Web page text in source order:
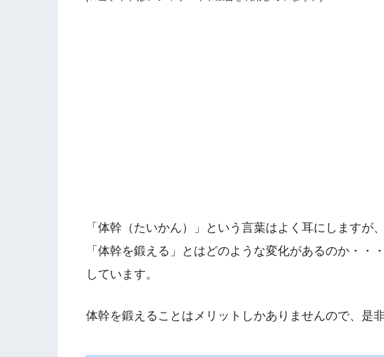
「体幹（たいかん）」という言葉はよく耳にしますが
「体幹を鍛える」とはどのような変化があるのか・・
しています。
体幹を鍛えることはメリットしかありませんので、是